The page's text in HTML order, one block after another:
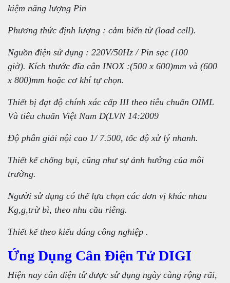
kiệm năng lượng Pin
Phương thức định lượng : cảm biến từ (load cell).
Nguồn điện sử dụng : 220V/50Hz / Pin sạc (100
giờ). Kích thước đĩa cân INOX :(500 x 600)mm và (600
x 800)mm hoặc cơ khí tự chọn.
Thiết bị đạt độ chính xác cấp III theo tiêu chuẩn OIML
Và tiêu chuẩn Việt Nam D(LVN 14:2009
Độ phân giải nội cao 1/ 7.500, tốc độ xử lý nhanh.
Thiết kế chống bụi, cũng như sự ảnh hưởng của môi
trường.
Người sử dụng có thể lựa chọn các đơn vị khác nhau
Kg,g,trừ bì, theo nhu cầu riêng.
Thiết kế theo kiểu dáng công nghiệp .
Ứng Dụng Cân Điện Tử DIGI
Hiện nay cân điện tử được sử dụng ngày càng rộng rãi,